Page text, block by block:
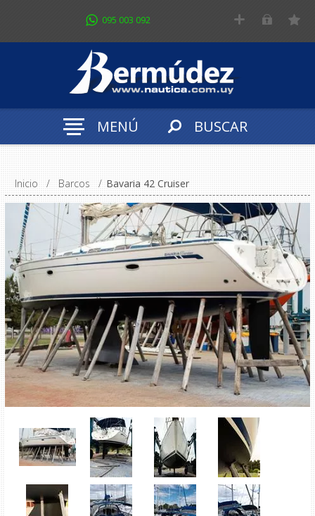
095 003 092
MENÚ BUSCAR
Inicio / Barcos / Bavaria 42 Cruiser